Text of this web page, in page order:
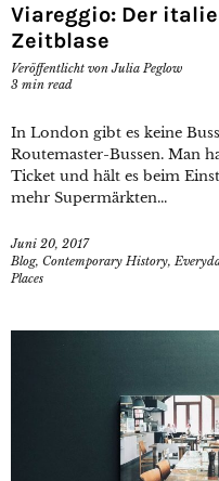
Viareggio: Der
Zeitblase
Veröffentlicht vonJulia Peglow
3 min read
In London gibt es keine
Routemaster-Bussen. Man
Ticket und hält es beim
mehr Supermärkten...
Juni 20, 2017
Blog, Contemporary History,
Places